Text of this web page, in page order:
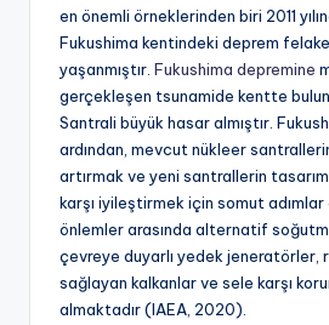
en önemli örneklerinden biri 2011
Fukushima kentindeki deprem
yaşanmıştır. Fukushima depremine
gerçekleşen tsunamide kentte
Santrali büyük hasar almıştır.
ardından, mevcut nükleer
artırmak ve yeni santrallerin
karşı iyileştirmek için somut adımlar
önlemler arasında alternatif
çevreye duyarlı yedek jeneratörler,
sağlayan kalkanlar ve sele karşı
almaktadır (IAEA, 2020).